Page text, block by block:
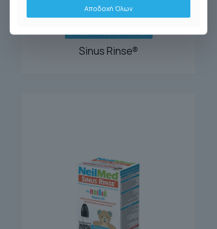
SINUS RINSE 120 REFILL
Sinus Rinse®
Αποδοχή Όλων